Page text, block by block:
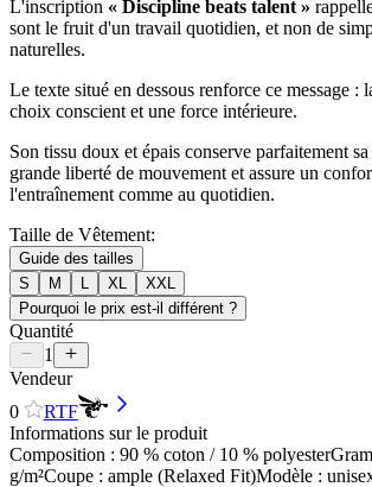
L'inscription « Discipline beats talent »
sont le fruit d'un travail quotidien, et non de
naturelles.
Le texte situé en dessous renforce ce message :
choix conscient et une force intérieure.
Son tissu doux et épais conserve parfaitement
grande liberté de mouvement et assure un
l'entraînement comme au quotidien.
Taille de Vêtement:
Guide des tailles
S
M L XL
XXL
Pourquoi le prix est-il différent ?
Quantité
1
Vendeur
0
RTF
Informations sur le produit
Composition : 90 % coton / 10 %
g/m²Coupe : ample (Relaxed Fit)Modèle :